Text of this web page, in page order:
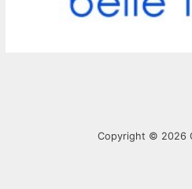
Copyright © 2026